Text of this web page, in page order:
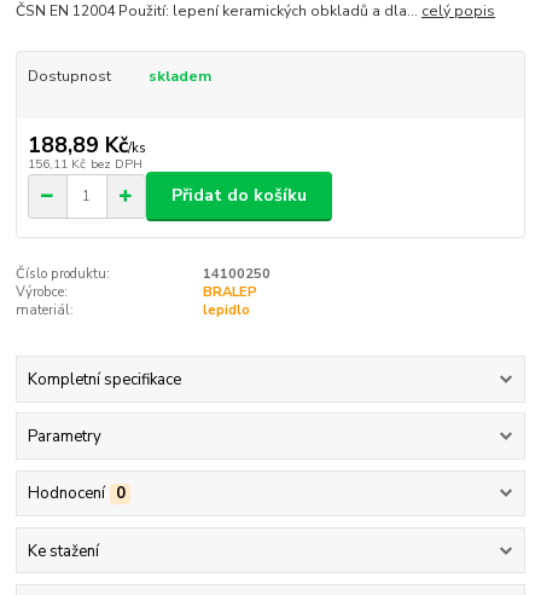
ČSN EN 12004 Použití: lepení keramických obkladů a dla... celý popis
Dostupnost skladem
188,89 Kč/ks
156,11 Kč bez DPH
Přidat do košíku
Číslo produktu:
14100250
Výrobce:
BRALEP
materiál:
lepidlo
Kompletní specifikace
Parametry
Hodnocení 0
Ke stažení